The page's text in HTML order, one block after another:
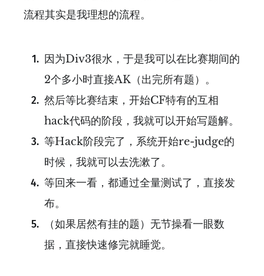
流程其实是我理想的流程。
因为Div3很水，于是我可以在比赛期间的
2个多小时直接AK（出完所有题）。
然后等比赛结束，开始CF特有的互相
hack代码的阶段，我就可以开始写题解。
等Hack阶段完了，系统开始re-judge的
时候，我就可以去洗漱了。
等回来一看，都通过全量测试了，直接发
布。
（如果居然有挂的题）无节操看一眼数
据，直接快速修完就睡觉。